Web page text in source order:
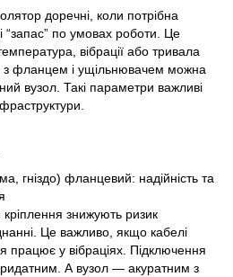
доречні, коли потрібна
і “запас” по умовах роботи. Це
вібрації або тривала
з фланцем і ущільнювачем можна
вузол. Такі параметри важливі
гніздо) фланцевий: надійність та
знижують ризик
Це важливо, якщо кабелі
працює у вібраціях. Підключення
А вузол — акуратним з